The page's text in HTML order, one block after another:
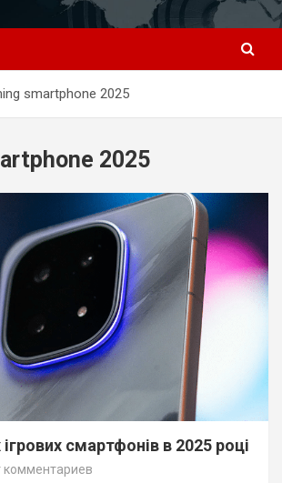
smartphone 2025
2025
смартфонів в 2025 році
комментариев